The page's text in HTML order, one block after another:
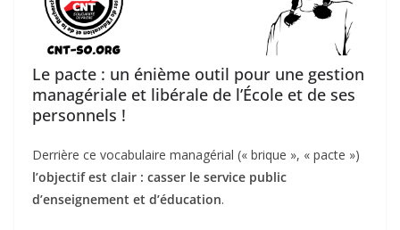
Le pacte : un énième outil pour une gestion
managériale et libérale de l’École et de ses
personnels !
Derrière ce vocabulaire managérial (« brique », « pacte »)
l’objectif est clair : casser le service public
d’enseignement et d’éducation.